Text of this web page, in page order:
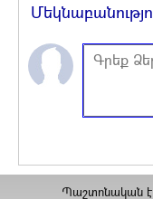
Պաշտոնական